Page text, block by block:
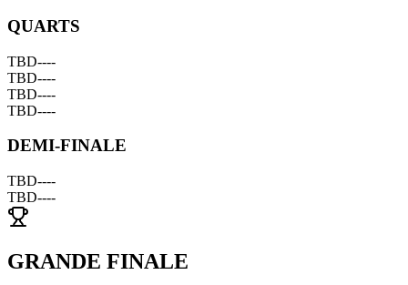
QUARTS
TBD----
TBD----
TBD----
TBD----
DEMI-FINALE
TBD----
TBD----
GRANDE FINALE